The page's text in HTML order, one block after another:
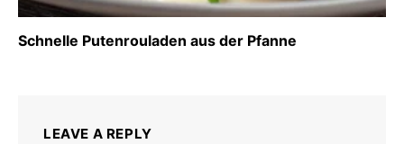
Schnelle Putenrouladen aus der Pfanne
LEAVE A REPLY